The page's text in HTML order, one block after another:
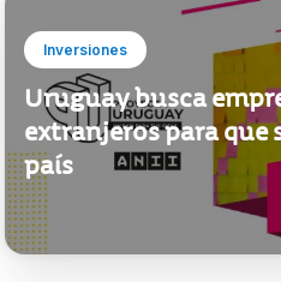
Inversiones
Uruguay busca
extranjeros para que
país